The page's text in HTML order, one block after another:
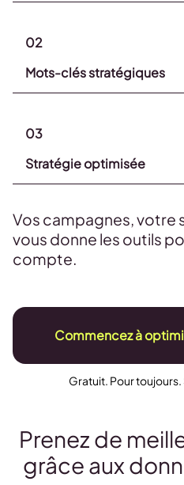
02
Mots-clés stratégiques
03
Stratégie optimisée
Vos campagnes, votre
vous donne les outils
compte.
Commencez à
Gratuit. Pour
Prenez de
grâce aux